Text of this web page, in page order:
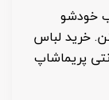
خودشو
خرید لباس
پریماشاپ